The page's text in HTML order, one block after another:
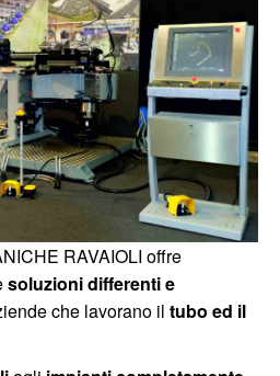
RAVAIOLI offre
soluzioni differenti e
che lavorano il tubo ed il